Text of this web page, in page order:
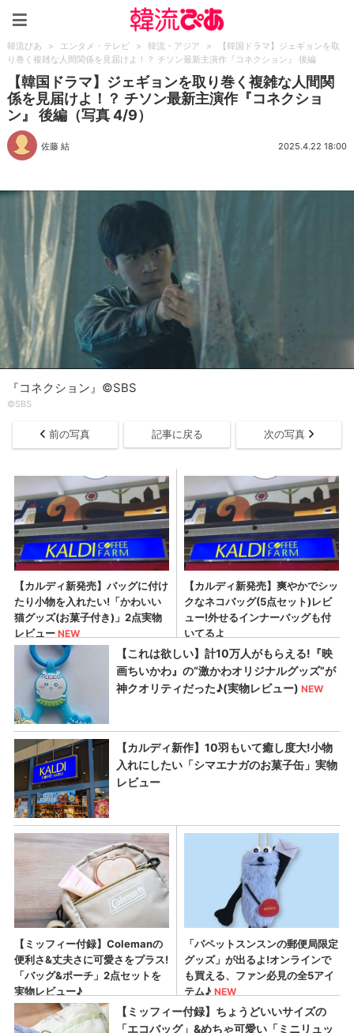
韓流ぴあ > エンタメ・テレビ > 韓流・アジア >
【韓国ドラマ】ジェギョンを取
り巻く複雑な人間関係を見届けよ！？ チソン最新主演作『コネクション』 後編
【韓国ドラマ】ジェギョンを取り巻く複雑な人間関
係を見届けよ！？ チソン最新主演作『コネクショ
ン』 後編（写真 4/9）
佐藤 結 2025.4.22 18:00
『コネクション』©SBS
©SBS
前の写真 記事に戻る 次の写真